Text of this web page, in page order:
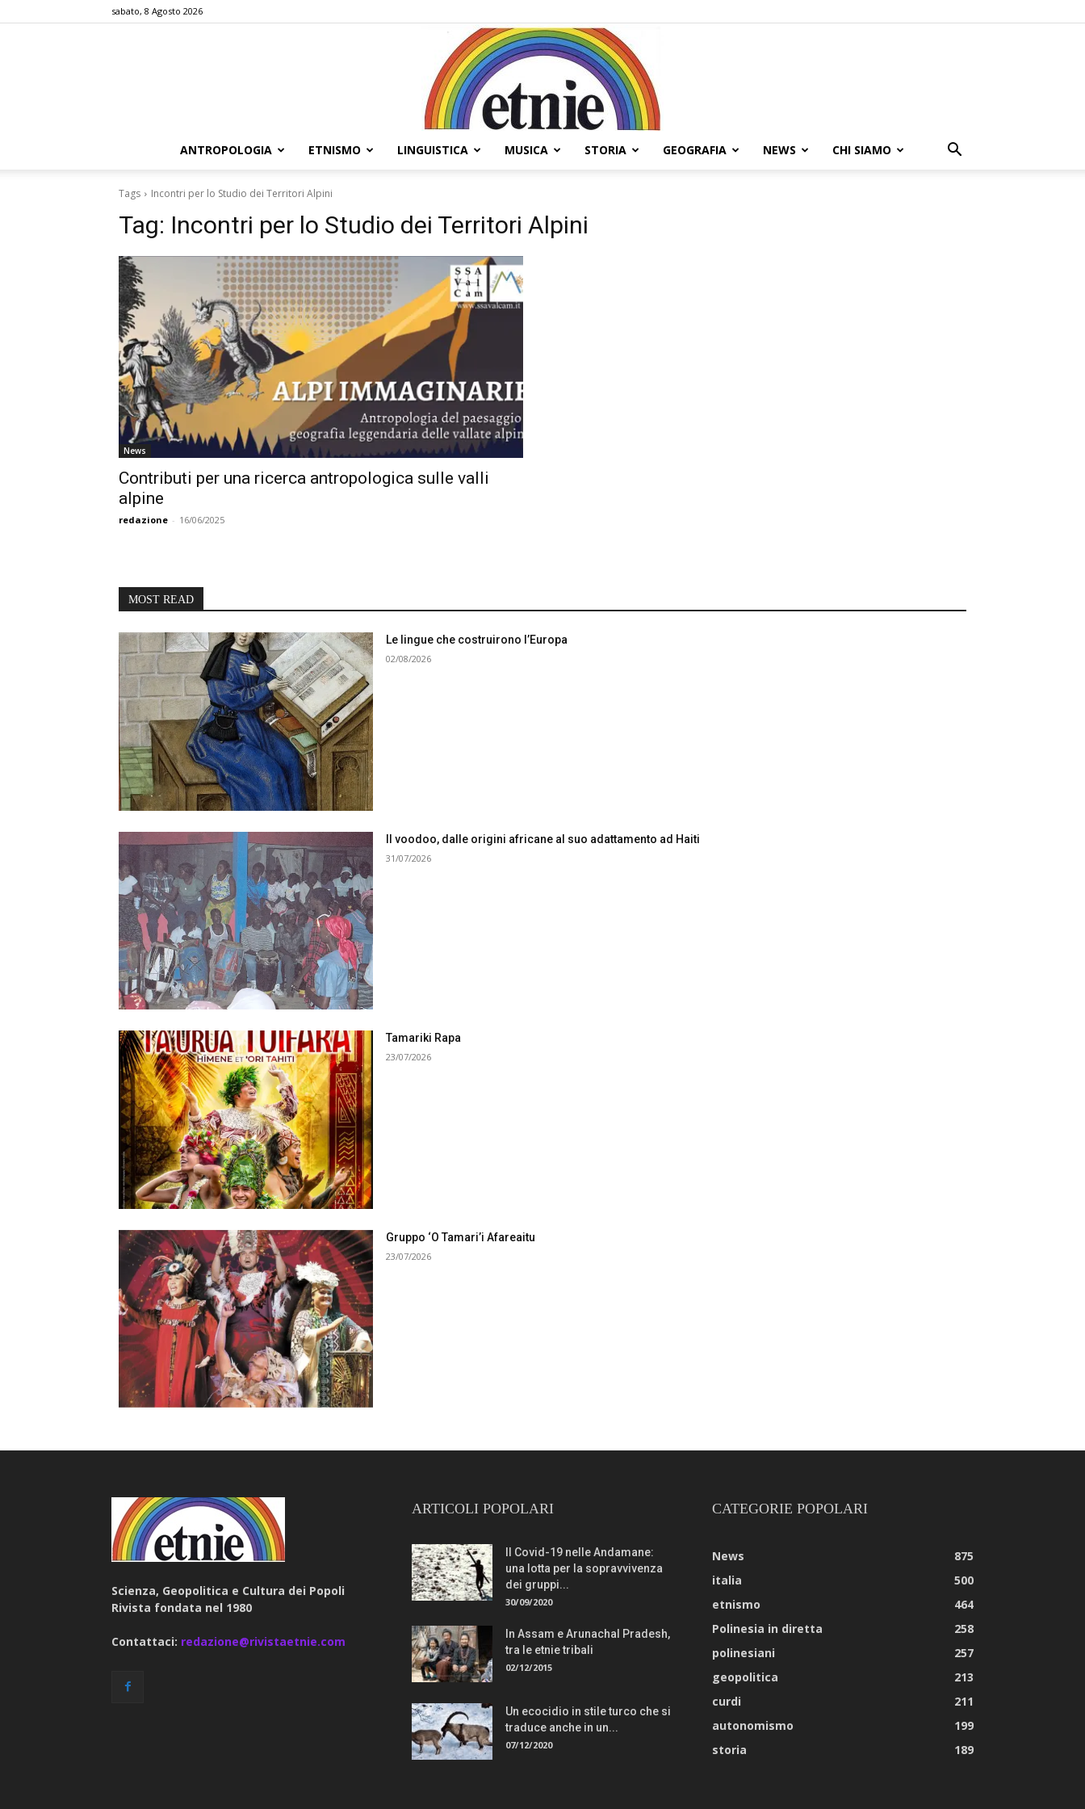
sabato, 8 Agosto 2026
ANTROPOLOGIA ETNISMO LINGUISTICA MUSICA STORIA GEOGRAFIA NEWS CHI SIAMO
Tags Incontri per lo Studio dei Territori Alpini
Tag: Incontri per lo Studio dei Territori Alpini
News
Contributi per una ricerca antropologica sulle valli
alpine
redazione - 16/06/2025
MOST READ
Le lingue che costruirono l’Europa
02/08/2026
Il voodoo, dalle origini africane al suo adattamento ad Haiti
31/07/2026
Tamariki Rapa
23/07/2026
Gruppo ‘O Tamari’i Afareaitu
23/07/2026
Scienza, Geopolitica e Cultura dei Popoli
Rivista fondata nel 1980
Contattaci: redazione@rivistaetnie.com
ARTICOLI POPOLARI
Il Covid-19 nelle Andamane:
una lotta per la sopravvivenza
dei gruppi...
30/09/2020
In Assam e Arunachal Pradesh,
tra le etnie tribali
02/12/2015
Un ecocidio in stile turco che si
traduce anche in un...
07/12/2020
CATEGORIE POPOLARI
News
875
italia
500
etnismo
464
Polinesia in diretta
258
polinesiani
257
geopolitica
213
curdi
211
autonomismo
199
storia
189